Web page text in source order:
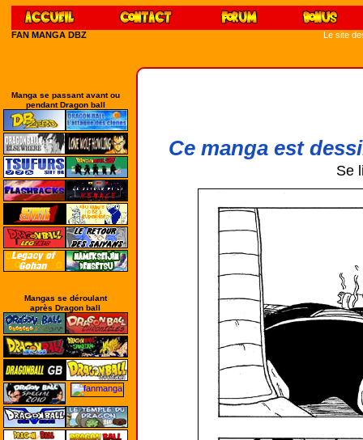
FAN MANGA DBZ Le site
Manga se passant avant ou
pendant Dragon ball
Mangas se déroulant
après Dragon ball
Ce manga est
Se